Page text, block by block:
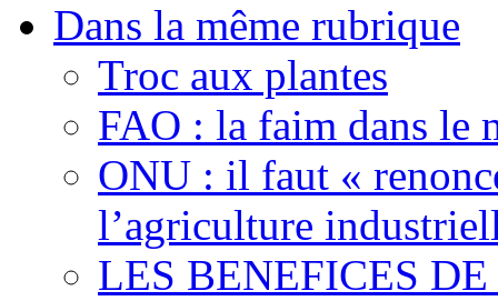
Dans la même rubrique
Troc aux plantes
FAO : la faim dans le
ONU : il faut «
l’agriculture
LES BENEFICES DE